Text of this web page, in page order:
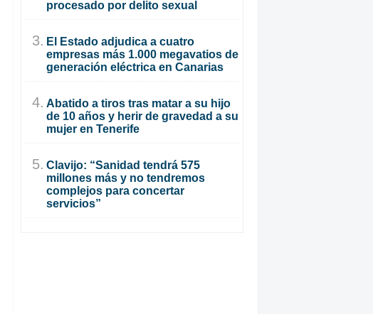
procesado por delito sexual
3. El Estado adjudica a cuatro
empresas más 1.000 megavatios de
generación eléctrica en Canarias
4. Abatido a tiros tras matar a su hijo
de 10 años y herir de gravedad a su
mujer en Tenerife
5. Clavijo: “Sanidad tendrá 575
millones más y no tendremos
complejos para concertar
servicios”